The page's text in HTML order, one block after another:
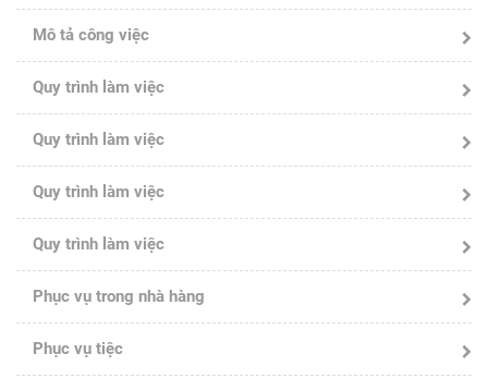
Mô tả công việc
Quy trình làm việc
Quy trình làm việc
Quy trình làm việc
Quy trình làm việc
Phục vụ trong nhà hàng
Phục vụ tiệc